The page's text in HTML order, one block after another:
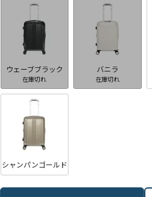
ウェーブブラック
在庫切れ
バニラ
在庫切れ
シャンパンゴールド